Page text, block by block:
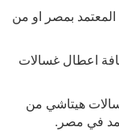
بمصر او من
اعطال غسالات
هيتاشي من
في مصر .